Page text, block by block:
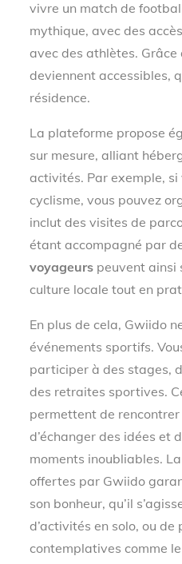
vivre un match de
mythique, avec des
avec des athlètes.
deviennent accessibles,
résidence.
La plateforme propose
sur mesure, alliant
activités. Par exemple, si
cyclisme, vous pouvez
inclut des visites de
étant accompagné par
voyageurs peuvent ainsi
culture locale tout en
En plus de cela, Gwiido
événements sportifs.
participer à des stages,
des retraites sportives.
permettent de rencontrer
d’échanger des idées et
moments inoubliables.
offertes par Gwiido
son bonheur, qu’il
d’activités en solo, ou
contemplatives comme